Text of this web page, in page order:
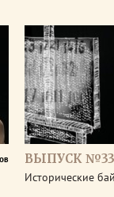
ВЫПУСК
Исторические